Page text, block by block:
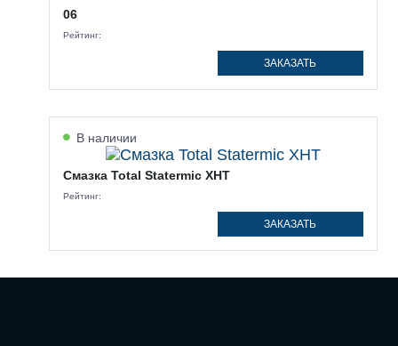
06
Рейтинг:
ЗАКАЗАТЬ
В наличии
Смазка Total Statermic XHT
Рейтинг:
ЗАКАЗАТЬ